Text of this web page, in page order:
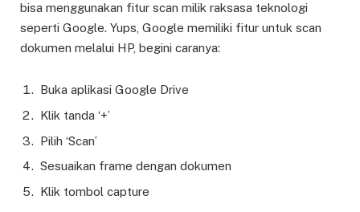
bisa menggunakan fitur scan milik raksasa teknologi
seperti Google. Yups, Google memiliki fitur untuk scan
dokumen melalui HP, begini caranya:
Buka aplikasi Google Drive
Klik tanda ‘+’
Pilih ‘Scan’
Sesuaikan frame dengan dokumen
Klik tombol capture